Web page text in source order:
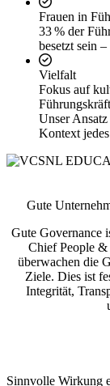
Frauen in
33 % der
besetzt sein
Vielfalt
Fokus auf
Unser
Kontext
Gute
Gute Governance
Chief People
überwachen die
Ziele. Dies ist
Integrität,
Sinnvolle Wirkung